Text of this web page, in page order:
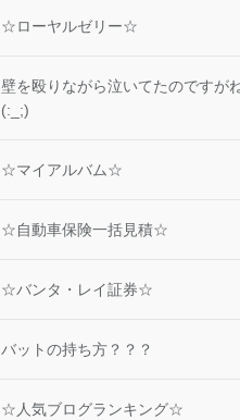
☆ローヤルゼリー☆
壁を殴りながら泣いてたのですが
(:_;)
☆マイアルバム☆
☆自動車保険一括見積☆
☆バンタ・レイ証券☆
バットの持ち方？？？
☆人気ブログランキング☆